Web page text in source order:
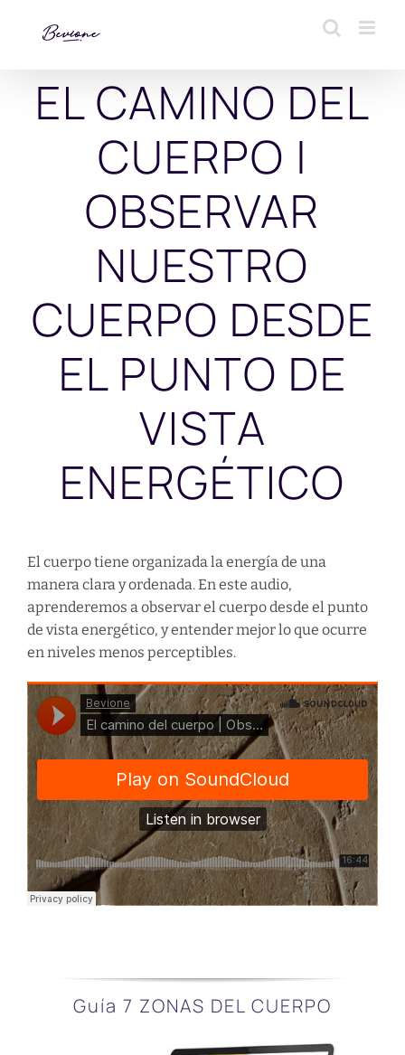
EL CAMINO DEL
CUERPO |
OBSERVAR
NUESTRO
CUERPO DESDE
EL PUNTO DE
VISTA
ENERGÉTICO
El cuerpo tiene organizada la energía de una
manera clara y ordenada. En este audio,
aprenderemos a observar el cuerpo desde el punto
de vista energético, y entender mejor lo que ocurre
en niveles menos perceptibles.
Guía 7 ZONAS DEL CUERPO